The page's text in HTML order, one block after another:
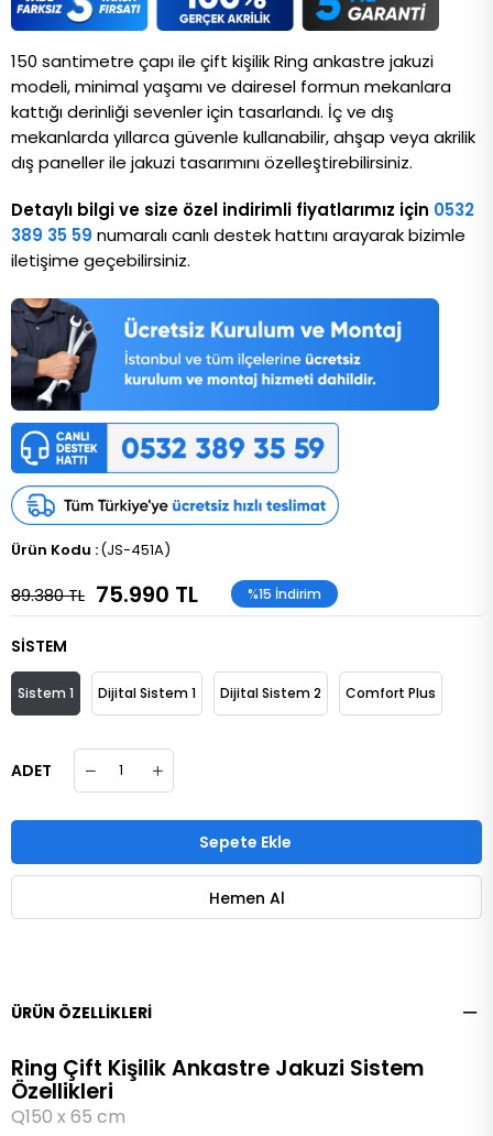
150 santimetre çapı ile çift kişilik Ring ankastre jakuzi
modeli, minimal yaşamı ve dairesel formun mekanlara
kattığı derinliği sevenler için tasarlandı. İç ve dış
mekanlarda yıllarca güvenle kullanabilir, ahşap veya akrilik
dış paneller ile jakuzi tasarımını özelleştirebilirsiniz.
Detaylı bilgi ve size özel indirimli fiyatlarımız için 0532
389 35 59 numaralı canlı destek hattını arayarak bizimle
iletişime geçebilirsiniz.
(JS-451A)
89.380 TL 75.990 TL %15 İndirim
SİSTEM
Sistem 1 Dijital Sistem 1 Dijital Sistem 2 Comfort Plus
ADET
ÜRÜN ÖZELLIKLERI
Ring Çift Kişilik Ankastre Jakuzi Sistem
Özellikleri
Q150 x 65 cm